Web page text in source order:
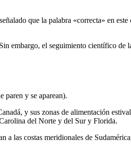
que la palabra «correcta» en este
embargo, el seguimiento científico de
paren y se aparean).
y sus zonas de alimentación
del Norte y del Sur y Florida.
a las costas meridionales de